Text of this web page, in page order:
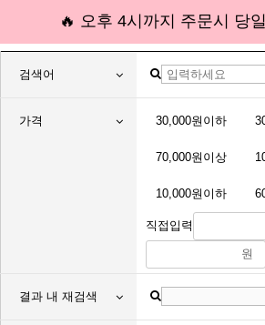
🔥 오후 4시까지 주문시 당
검색어
가격 30,000원이하
70,000원이상
10,000원이하
직접입력
원
결과 내 재검색